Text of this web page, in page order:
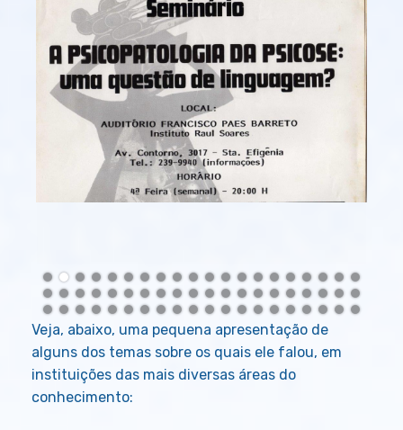
Veja, abaixo, uma pequena apresentação de
alguns dos temas sobre os quais ele falou, em
instituições das mais diversas áreas do
conhecimento: